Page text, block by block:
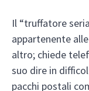
Il “truffatore
appartenente
altro; chiede
suo dire in
pacchi postali